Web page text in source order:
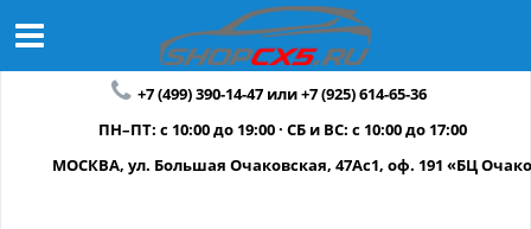
+7 (499) 390-14-47 или +7 (925) 614-65-36
ПН–ПТ: с 10:00 до 19:00 · СБ и ВС: с 10:00 до 17:00
МОСКВА, ул. Большая Очаковская, 47Ас1, оф. 191 «БЦ